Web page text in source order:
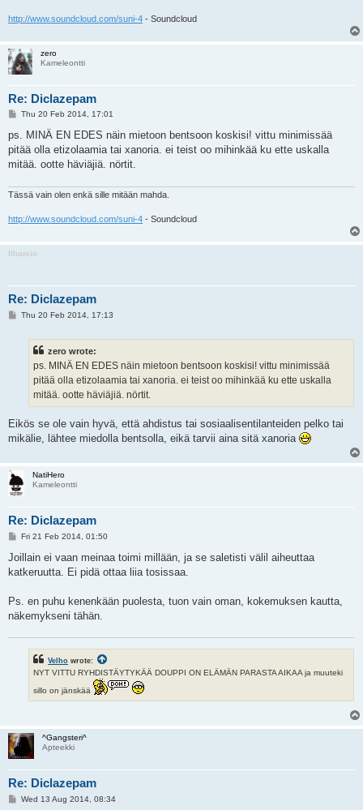
http://www.soundcloud.com/suni-4 - Soundcloud
zero
Kameleontti
Re: Diclazepam
P
s
Thu 20 Feb 2014, 17:01
ps. MINÄ EN EDES näin mietoon bentsoon koskisi! vittu minimissää
pitää olla etizolaamia tai xanoria. ei teist oo mihinkää ku ette uskalla
mitää. ootte häviäjiä. nörtit.
Tässä vain olen enkä sille mitään mahda.
http://www.soundcloud.com/suni-4 - Soundcloud
Illuusio
Re: Diclazepam
PThu 20 Feb 2014, 17:13
zero wrote:
ps. MINÄ EN EDES näin mietoon bentsoon koskisi! vittu minimissää
pitää olla etizolaamia tai xanoria. ei teist oo mihinkää ku ette uskalla
mitää. ootte häviäjiä. nörtit.
Eikös se ole vain hyvä, että ahdistus tai sosiaalisentilanteiden pelko tai
mikälie, lähtee miedolla bentsolla, eikä tarvii aina sitä xanoria
NatiHero
Kameleontti
Re: Diclazepam
P
s
Fri 21 Feb 2014, 01:50
Joillain ei vaan meinaa toimi millään, ja se saletisti välil aiheuttaa
katkeruutta. Ei pidä ottaa liia tosissaa.
Ps. en puhu kenenkään puolesta, tuon vain oman, kokemuksen kautta,
näkemykseni tähän.
Velho wrote:
NYT VITTU RYHDISTÄYTYKÄÄ DOUPPI ON ELÄMÄN PARASTA AIKAA ja muuteki
sillo on jänskää
^Gangsteri^
Apteekki
Re: Diclazepam
PWed 13 Aug 2014, 08:34